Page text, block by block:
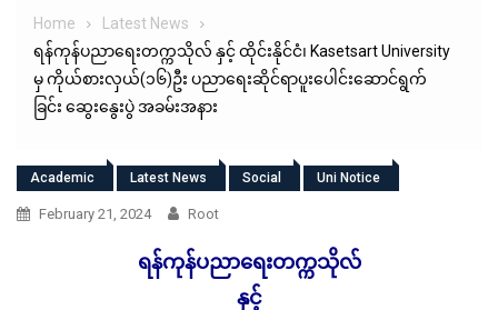
Home
Latest News
ရန်ကုန်ပညာရေးတက္ကသိုလ် နှင့် ထိုင်းနိုင်ငံ၊ Kasetsart University
မှ ကိုယ်စားလှယ်(၁၆)ဦး ပညာရေးဆိုင်ရာပူးပေါင်းဆောင်ရွက်
ခြင်း ဆွေးနွေးပွဲ အခမ်းအနား
Academic Latest News Social Uni Notice
February 21, 2024 Root
ရန်ကုန်ပညာရေးတက္ကသိုလ်
နှင့်